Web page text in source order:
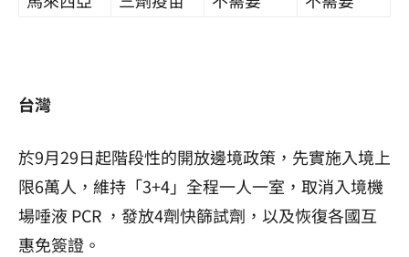
台灣
於9月29日起階段性的開放邊境政策，先實施入境上
限6萬人，維持「3+4」全程一人一室，取消入境機
場唾液 PCR ，發放4劑快篩試劑，以及恢復各國互
惠免簽證。